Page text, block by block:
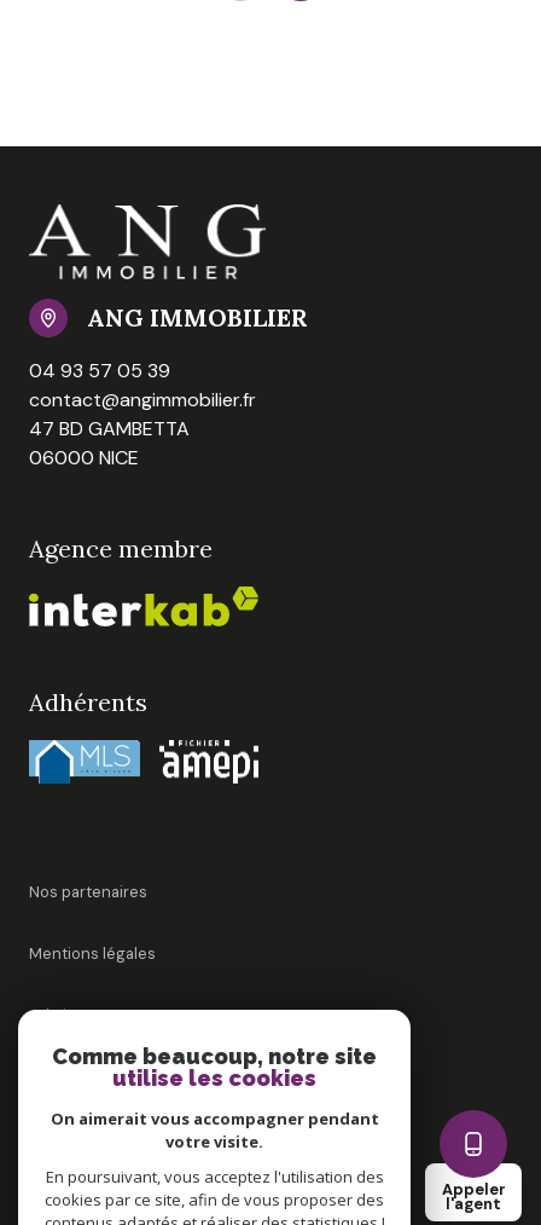
Appeler
l'agent
ANG IMMOBILIER
04 93 57 05 39
contact@angimmobilier.fr
47 BD GAMBETTA
06000 NICE
Agence membre
Adhérents
Nos partenaires
Mentions légales
Admin
Nos honoraires
Cookies
Comme beaucoup, notre site
utilise les cookies
On aimerait vous accompagner pendant
votre visite.
En poursuivant, vous acceptez l'utilisation des
cookies par ce site, afin de vous proposer des